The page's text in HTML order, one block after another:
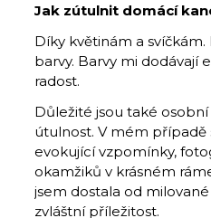
Jak zútulnit domácí
Díky květinám a
barvy. Barvy mi dodávají
radost.
Důležité jsou také
útulnost. V mém
evokující vzpomínky,
okamžiků v krásném
jsem dostala od
zvláštní příležitost.